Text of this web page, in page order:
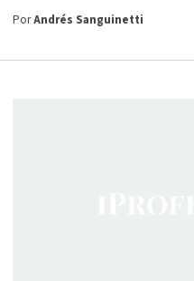
PorAndrés Sanguinetti